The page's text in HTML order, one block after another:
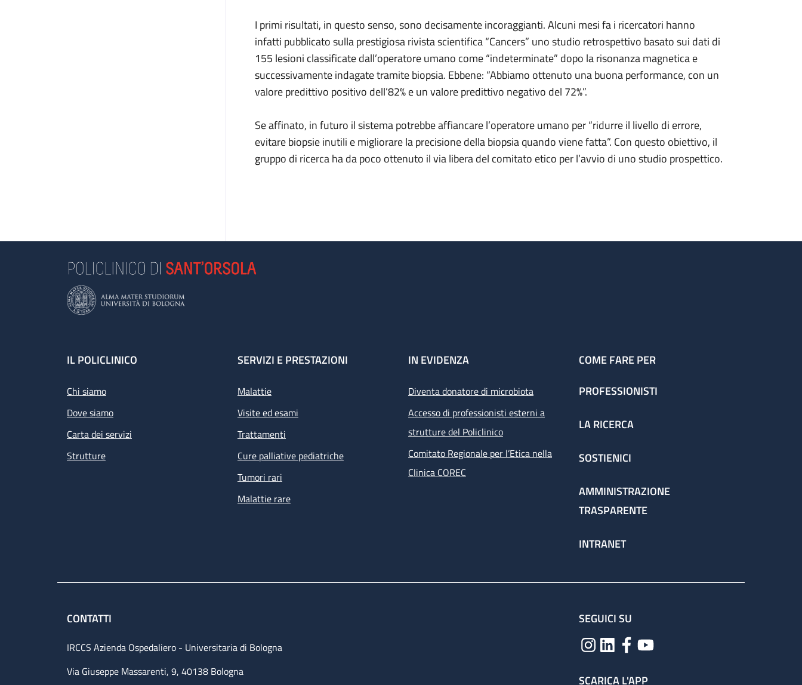
I primi risultati, in questo senso, sono decisamente incoraggianti. Alcuni mesi fa i ricercatori hanno
infatti pubblicato sulla prestigiosa rivista scientifica “Cancers” uno studio retrospettivo basato sui dati di
155 lesioni classificate dall’operatore umano come “indeterminate” dopo la risonanza magnetica e
successivamente indagate tramite biopsia. Ebbene: “Abbiamo ottenuto una buona performance, con un
valore predittivo positivo dell’82% e un valore predittivo negativo del 72%”.
Se affinato, in futuro il sistema potrebbe affiancare l’operatore umano per “ridurre il livello di errore,
evitare biopsie inutili e migliorare la precisione della biopsia quando viene fatta”. Con questo obiettivo, il
gruppo di ricerca ha da poco ottenuto il via libera del comitato etico per l’avvio di uno studio prospettico.
Footer
IL POLICLINICO
Chi siamo
Dove siamo
Carta dei servizi
Strutture
SERVIZI E PRESTAZIONI
Malattie
Visite ed esami
Trattamenti
Cure palliative pediatriche
Tumori rari
Malattie rare
IN EVIDENZA
Diventa donatore di microbiota
Accesso di professionisti esterni a
strutture del Policlinico
Comitato Regionale per l’Etica nella
Clinica COREC
COME FARE PER
PROFESSIONISTI
LA RICERCA
SOSTIENICI
AMMINISTRAZIONE
TRASPARENTE
INTRANET
CONTATTI
IRCCS Azienda Ospedaliero - Universitaria di Bologna
Via Giuseppe Massarenti, 9, 40138 Bologna
SEGUICI SU
SCARICA L'APP